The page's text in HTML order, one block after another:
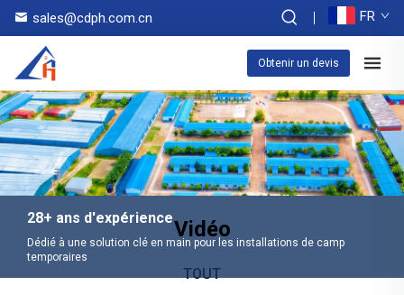
sales@cdph.com.cn FR
Obtenir un devis
28+ ans d'expérience
Dédié à une solution clé en main pour les installations de camp
temporaires
Vidéo
TOUT